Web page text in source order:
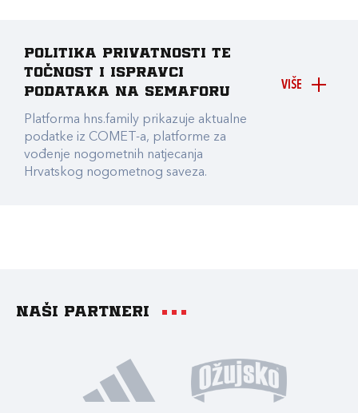
VIŠE
Politika privatnosti te
točnost i ispravci
podataka na Semaforu
Platforma hns.family prikazuje aktualne
podatke iz COMET-a, platforme za
vođenje nogometnih natjecanja
Hrvatskog nogometnog saveza.
Naši partneri